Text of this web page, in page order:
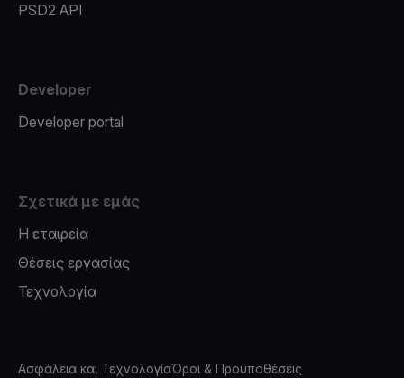
PSD2 API
Developer
Developer portal
Σχετικά με εμάς
Η εταιρεία
Θέσεις εργασίας
Τεχνολογία
Ασφάλεια και ΤεχνολογίαΌροι & Προϋποθέσεις